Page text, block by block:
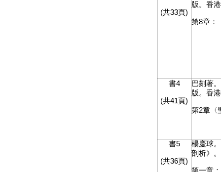
(共33頁)
版。香
第8章：
書4
(共41頁)
巴刻著
版。香
第2章〈
書5
(共36頁)
楊慶球
剖析》